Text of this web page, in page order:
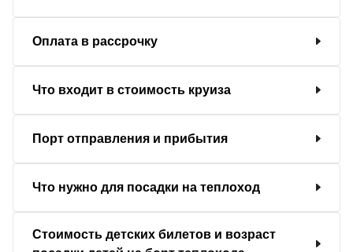
Оплата в рассрочку
Что входит в стоимость круиза
Порт отправления и прибытия
Что нужно для посадки на теплоход
Стоимость детских билетов и возраст